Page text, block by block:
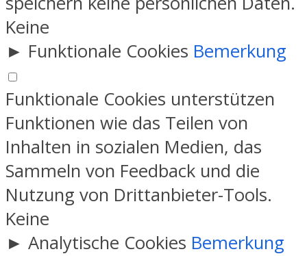
Keine
► Funktionale Cookies Bemerkung
Funktionale Cookies unterstützen
Funktionen wie das Teilen von
Inhalten in sozialen Medien, das
Sammeln von Feedback und die
Nutzung von Drittanbieter-Tools.
Keine
► Analytische Cookies Bemerkung